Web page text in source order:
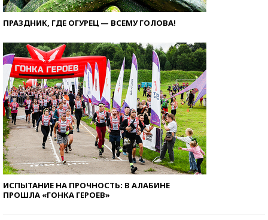
ПРАЗДНИК, ГДЕ ОГУРЕЦ — ВСЕМУ ГОЛОВА!
ИСПЫТАНИЕ НА ПРОЧНОСТЬ: В АЛАБИНЕ
ПРОШЛА «ГОНКА ГЕРОЕВ»